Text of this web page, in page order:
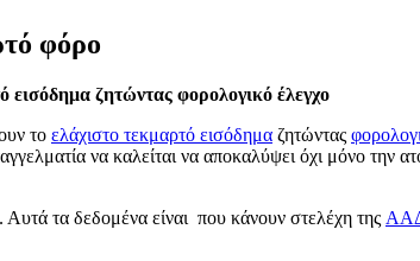
φόρο
εισόδημα ζητώντας φορολογικό έλεγχο
το ελάχιστο τεκμαρτό εισόδημα ζητώντας
να καλείται να αποκαλύψει όχι μόνο την
τα δεδομένα είναι που κάνουν στελέχη της